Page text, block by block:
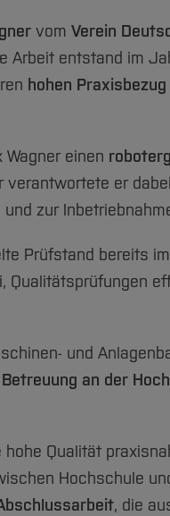
vom Verein
Arbeit entstand im
hohen Praxisbezug
einen
verantwortete er
zur
Prüfstand bereits
Qualitätsprüfungen
und
an der
Qualität
Hochschule
, die